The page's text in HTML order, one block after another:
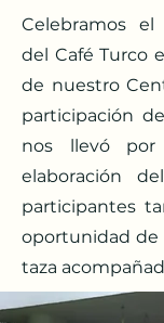
Celebramos
del Café Turco
de nuestro
participación
nos llevó
elaboración
participantes
oportunidad de
taza